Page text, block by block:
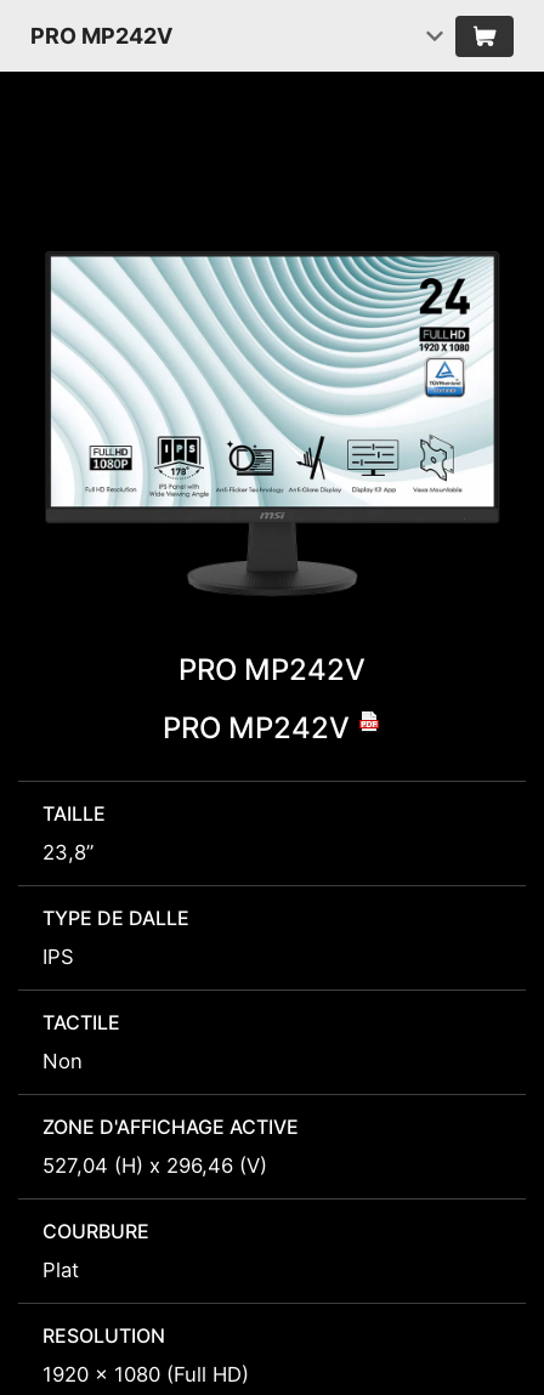
PRO MP242V
PRO MP242V
PRO MP242V
TAILLE
23,8”
TYPE DE DALLE
IPS
TACTILE
Non
ZONE D'AFFICHAGE ACTIVE
527,04 (H) x 296,46 (V)
COURBURE
Plat
RESOLUTION
1920 x 1080 (Full HD)